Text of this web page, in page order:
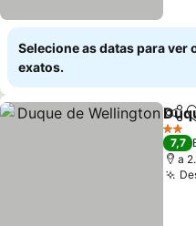
Selecione as datas para ver
exatos.
2
7,7
a